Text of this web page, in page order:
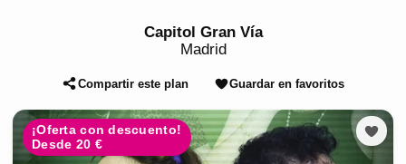
Capitol Gran Vía
Madrid
Compartir este plan Guardar en favoritos
¡Oferta con descuento!
Desde 20 €